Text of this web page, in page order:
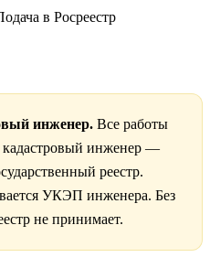
в Росреестр
инженер. Все работы
кадастровый инженер —
реестр.
УКЭП инженера. Без
не принимает.